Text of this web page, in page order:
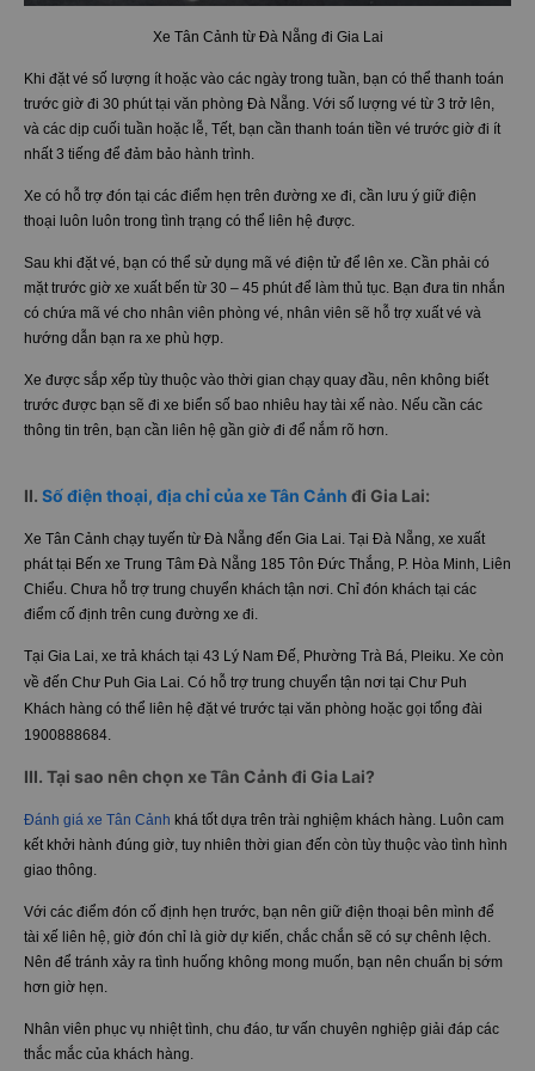
Xe Tân Cảnh từ Đà Nẵng đi Gia Lai
Khi đặt vé số lượng ít hoặc vào các ngày trong tuần, bạn có thể thanh toán
trước giờ đi 30 phút tại văn phòng Đà Nẵng. Với số lượng vé từ 3 trở lên,
và các dịp cuối tuần hoặc lễ, Tết, bạn cần thanh toán tiền vé trước giờ đi ít
nhất 3 tiếng để đảm bảo hành trình.
Xe có hỗ trợ đón tại các điểm hẹn trên đường xe đi, cần lưu ý giữ điện
thoại luôn luôn trong tình trạng có thể liên hệ được.
Sau khi đặt vé, bạn có thể sử dụng mã vé điện tử để lên xe. Cần phải có
mặt trước giờ xe xuất bến từ 30 – 45 phút để làm thủ tục. Bạn đưa tin nhắn
có chứa mã vé cho nhân viên phòng vé, nhân viên sẽ hỗ trợ xuất vé và
hướng dẫn bạn ra xe phù hợp.
Xe được sắp xếp tùy thuộc vào thời gian chạy quay đầu, nên không biết
trước được bạn sẽ đi xe biển số bao nhiêu hay tài xế nào. Nếu cần các
thông tin trên, bạn cần liên hệ gần giờ đi để nắm rõ hơn.
II. Số điện thoại, địa chỉ của xe Tân Cảnh đi Gia Lai:
Xe Tân Cảnh chạy tuyến từ Đà Nẵng đến Gia Lai. Tại Đà Nẵng, xe xuất
phát tại Bến xe Trung Tâm Đà Nẵng 185 Tôn Đức Thắng, P. Hòa Minh, Liên
Chiểu. Chưa hỗ trợ trung chuyển khách tận nơi. Chỉ đón khách tại các
điểm cố định trên cung đường xe đi.
Tại Gia Lai, xe trả khách tại 43 Lý Nam Đế, Phường Trà Bá, Pleiku . Xe còn
về đến Chư Puh Gia Lai. Có hỗ trợ trung chuyển tận nơi tại Chư Puh
Khách hàng có thể liên hệ đặt vé trước tại văn phòng hoặc gọi tổng đài
1900888684.
III. Tại sao nên chọn xe Tân Cảnh đi Gia Lai?
Đánh giá xe Tân Cảnh khá tốt dựa trên trài nghiệm khách hàng. Luôn cam
kết khởi hành đúng giờ, tuy nhiên thời gian đến còn tùy thuộc vào tình hình
giao thông.
Với các điểm đón cố định hẹn trước, bạn nên giữ điện thoại bên mình để
tài xế liên hệ, giờ đón chỉ là giờ dự kiến, chắc chắn sẽ có sự chênh lệch.
Nên để tránh xảy ra tình huống không mong muốn, bạn nên chuẩn bị sớm
hơn giờ hẹn.
Nhân viên phục vụ nhiệt tình, chu đáo, tư vấn chuyên nghiệp giải đáp các
thắc mắc của khách hàng.